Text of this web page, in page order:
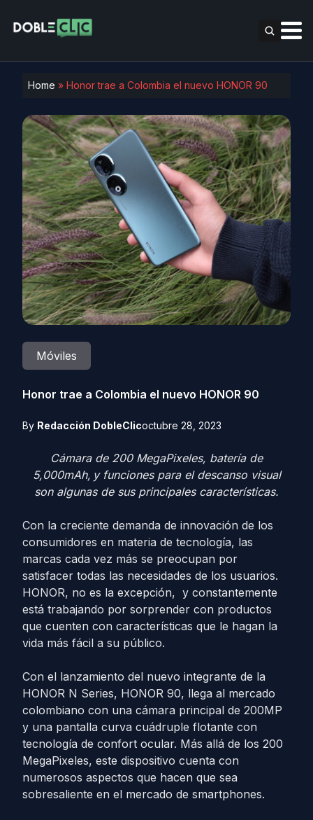
Home » Honor trae a Colombia el nuevo HONOR 90
Móviles
Honor trae a Colombia el nuevo HONOR 90
By Redacción DobleClicoctubre 28, 2023
Cámara de 200 MegaPixeles, batería de
5,000mAh, y funciones para el descanso visual
son algunas de sus principales características.
Con la creciente demanda de innovación de los
consumidores en materia de tecnología, las
marcas cada vez más se preocupan por
satisfacer todas las necesidades de los usuarios.
HONOR, no es la excepción, y constantemente
está trabajando por sorprender con productos
que cuenten con características que le hagan la
vida más fácil a su público.
Con el lanzamiento del nuevo integrante de la
HONOR N Series, HONOR 90, llega al mercado
colombiano con una cámara principal de 200MP
y una pantalla curva cuádruple flotante con
tecnología de confort ocular. Más allá de los 200
MegaPixeles, este dispositivo cuenta con
numerosos aspectos que hacen que sea
sobresaliente en el mercado de smartphones.